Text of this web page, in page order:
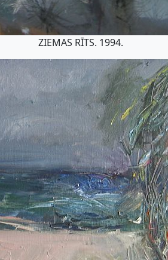
ZIEMAS RĪTS. 1994.